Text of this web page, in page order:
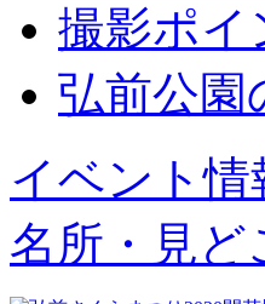
撮影ポイ
弘前公園
イベント情
名所・見